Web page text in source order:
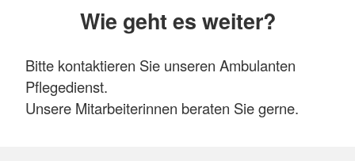
Wie geht es weiter?
Bitte kontaktieren Sie unseren Ambulanten
Pflegedienst.
Unsere Mitarbeiterinnen beraten Sie gerne.